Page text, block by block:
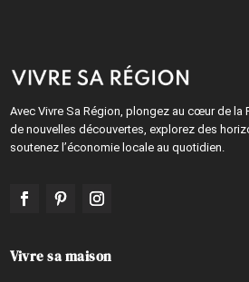
Avec Vivre Sa Région, plongez au cœur de la
de nouvelles découvertes, explorez des
soutenez l’économie locale au quotidien.
Vivre sa maison